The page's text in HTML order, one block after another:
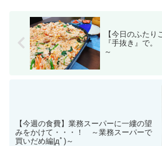
【今日のふた
『手抜き』で
～
【今週の食費】業務スーパーに一縷の望
みをかけて・・・！ ～業務スーパーで
買いだめ編|дﾟ)～